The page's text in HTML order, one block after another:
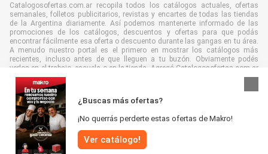
¿Buscas más ofertas?
¡No querrás perderte estas ofertas de Makro!
Ver catálogo!
Catalogosofertas.com.ar recopila todos los catálogos actuales, ofertas
semanales, folletos publicitarios, revistas y encartes de todas las tiendas
de la Argentina diariamente. Así podemos mantenerte informado de las
promociones de los catálogos, descuentos y ofertas para que podás
encontrar fácilmente esa oferta o descuento durante las gangas en tu área.
A menudo nuestro portal es el primero en mostrar los catálogos más
recientes, incluso antes de que lleguen a tu buzón. Obviamente podés
verlos en el trabajo, escuela o en la tienda. Agregá Catalogosofertas.com.ar
a tus favoritos y ahorrá muchísimo tiempo y dinero. Además, al leer folletos
digitales contribuís a reducir el desperdicio de papel, lo cual es bueno para
el ambiente.